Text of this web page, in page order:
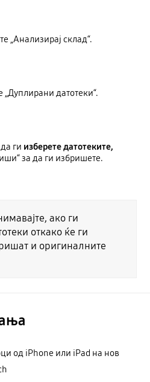
„Анализирај склад“.
„Дуплирани датотеки“.
ги изберете датотеките,
за да ги избришете.
ако ги
откако ќе ги
и оригиналните
од iPhone или iPad на нов